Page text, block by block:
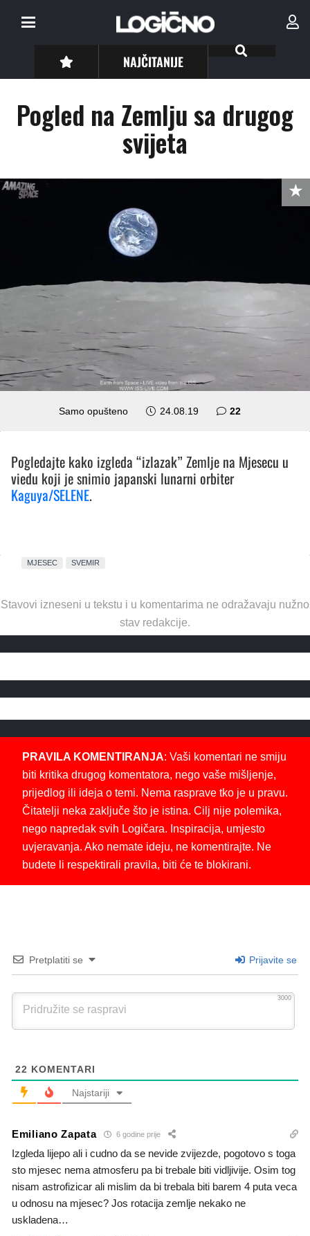
NAJČITANIJE
Pogled na Zemlju sa drugog
svijeta
Samo opušteno 24.08.19 22
Pogledajte kako izgleda “izlazak” Zemlje na Mjesecu u
viedu koji je snimio japanski lunarni orbiter
Kaguya/SELENE.
MJESEC SVEMIR
Stavovi izneseni u tekstu i u komentarima ne odražavaju nužno
stav redakcije.
PRAVILA KOMENTIRANJA: Vaši komentari ne smiju
biti kritika drugog komentatora, nego vaše mišljenje,
prijedlog ili ideja o temi. Nema rasprave tko je u pravu.
Čitatelji neka zaključe što je istina. Cilj nije polemika,
nego napredak svih Logičara. Inspiracija, umjesto
uvjeravanja. Ako nemate ideju, ne komentirajte. Ne
budete li respektirali pravila, biti će te blokirani.
Pretplatiti se Prijavite se
3000
22 KOMENTARI
Najstariji
Emiliano Zapata 6 godine prije
Izgleda lijepo ali i cudno da se nevide zvijezde, pogotovo s toga
sto mjesec nema atmosferu pa bi trebale biti vidljivije. Osim tog
nisam astrofizicar ali mislim da bi trebala biti barem 4 puta veca
u odnosu na mjesec? Jos rotacija zemlje nekako ne
uskladena…